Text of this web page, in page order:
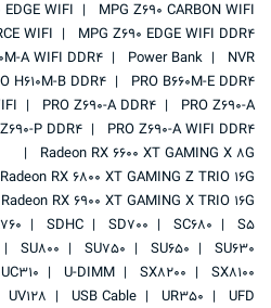
MPG Z690 CARBON WIFI
EDGE WIFI
MPG Z690 EDGE WIFI DDR4
WIFI
NVR
Power Bank
A WIFI DDR4
PRO B660M-E DDR4
H610M-B DDR4
PRO Z690-A
PRO Z690-A DDR4
PRO Z690-A WIFI DDR4
P DDR4
Radeon RX 6600 XT GAMING X 8G
Radeon RX 6800 XT GAMING Z TRIO 16G
Radeon RX 6900 XT GAMING X TRIO 16G
S5
SC680
SD700
SDHC
SU630
SU650
SU750
SU800
SX8100
SX8200
U-DIMM
UC310
UFD
UR350
USB Cable
UV128